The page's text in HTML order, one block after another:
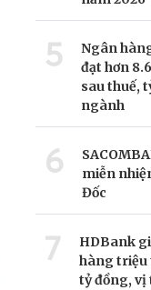
5
Ngân
đạt hơn
sau thuế,
ngành
6
miễn
Đốc
7
HDBank
hàng triệu
tỷ đồng,